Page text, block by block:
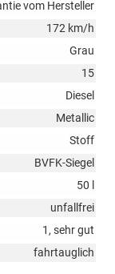
vom Hersteller
172 km/h
Grau
15
Diesel
Metallic
Stoff
BVFK-Siegel
50 l
unfallfrei
1, sehr gut
fahrtauglich